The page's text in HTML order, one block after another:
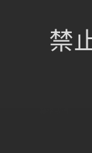
葡萄酒單
禁